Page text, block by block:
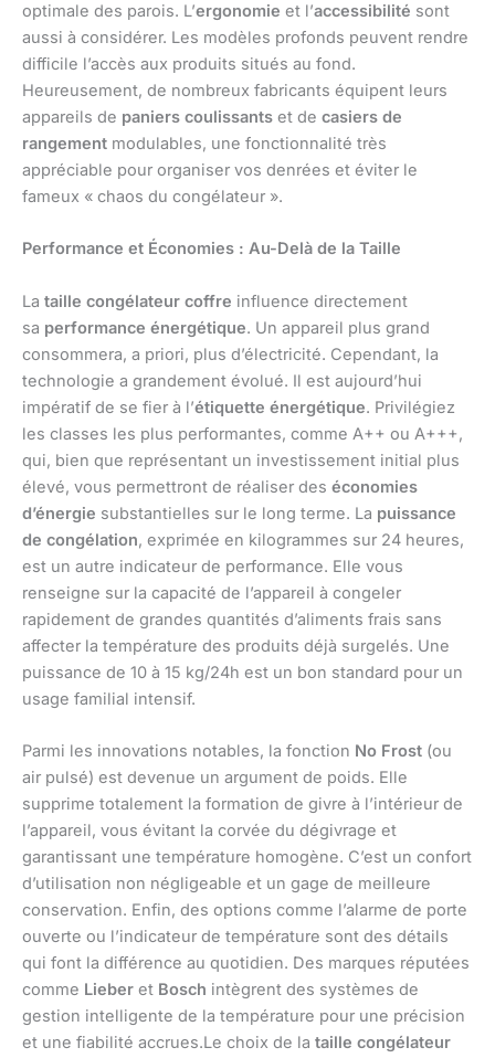
optimale des parois. L’ergonomie et l’accessibilité sont
aussi à considérer. Les modèles profonds peuvent rendre
difficile l’accès aux produits situés au fond.
Heureusement, de nombreux fabricants équipent leurs
appareils de paniers coulissants et de casiers de
rangement modulables, une fonctionnalité très
appréciable pour organiser vos denrées et éviter le
fameux « chaos du congélateur ».
Performance et Économies : Au-Delà de la Taille
La taille congélateur coffre influence directement
sa performance énergétique. Un appareil plus grand
consommera, a priori, plus d’électricité. Cependant, la
technologie a grandement évolué. Il est aujourd’hui
impératif de se fier à l’étiquette énergétique. Privilégiez
les classes les plus performantes, comme A++ ou A+++,
qui, bien que représentant un investissement initial plus
élevé, vous permettront de réaliser des économies
d’énergie substantielles sur le long terme. La puissance
de congélation, exprimée en kilogrammes sur 24 heures,
est un autre indicateur de performance. Elle vous
renseigne sur la capacité de l’appareil à congeler
rapidement de grandes quantités d’aliments frais sans
affecter la température des produits déjà surgelés. Une
puissance de 10 à 15 kg/24h est un bon standard pour un
usage familial intensif.
Parmi les innovations notables, la fonction No Frost (ou
air pulsé) est devenue un argument de poids. Elle
supprime totalement la formation de givre à l’intérieur de
l’appareil, vous évitant la corvée du dégivrage et
garantissant une température homogène. C’est un confort
d’utilisation non négligeable et un gage de meilleure
conservation. Enfin, des options comme l’alarme de porte
ouverte ou l’indicateur de température sont des détails
qui font la différence au quotidien. Des marques réputées
comme Lieber et Bosch intègrent des systèmes de
gestion intelligente de la température pour une précision
et une fiabilité accrues.Le choix de la taille congélateur